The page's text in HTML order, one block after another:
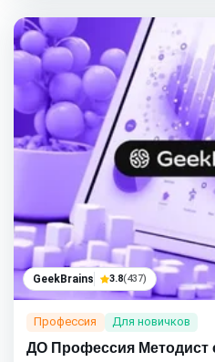
GeekBrains 3.8(437)
Профессия Для новичков
ДО Профессия Методист